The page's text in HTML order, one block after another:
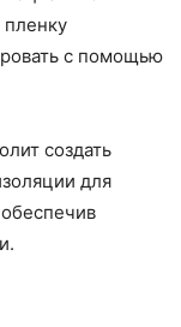
с помощью
создать
для